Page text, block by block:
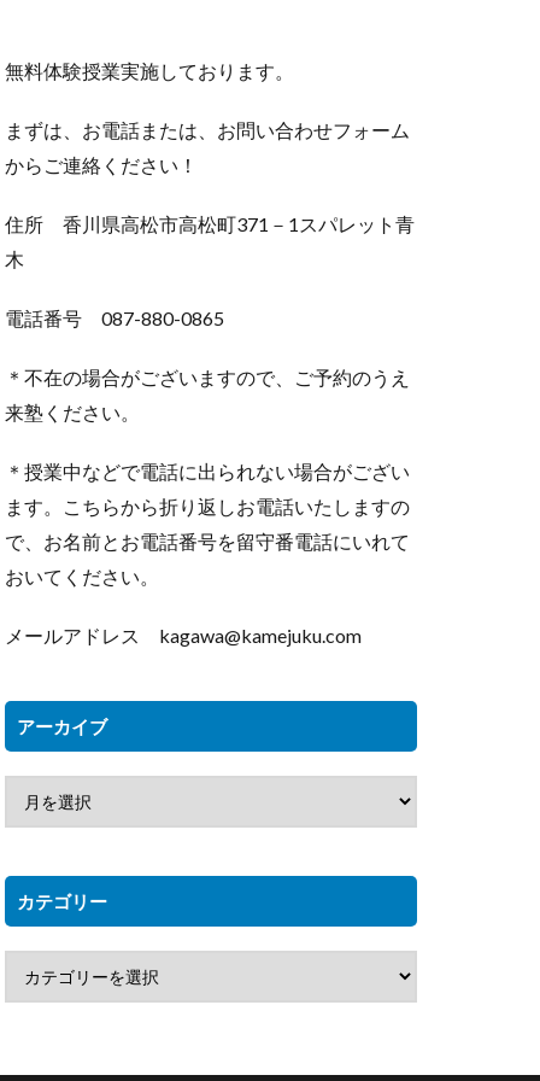
無料体験授業実施しております。
まずは、お電話または、お問い合わせフォーム
からご連絡ください！
住所 香川県高松市高松町371－1スパレット青
木
電話番号 087-880-0865
＊不在の場合がございますので、ご予約のうえ
来塾ください。
＊授業中などで電話に出られない場合がござい
ます。こちらから折り返しお電話いたしますの
で、お名前とお電話番号を留守番電話にいれて
おいてください。
メールアドレス kagawa@kamejuku.com
アーカイブ
カテゴリー